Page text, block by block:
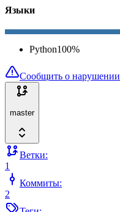
Языки
Python100%
Сообщить о нарушении
master
Ветки:
1
Коммиты:
2